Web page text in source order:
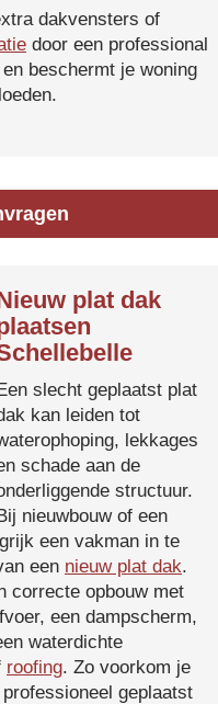
dakvensters of
door een professional
beschermt je woning
plat dak
slecht geplaatst plat
kan leiden tot
lekkages
schade aan de
structuur.
nieuwbouw of een
een vakman in te
een nieuw plat dak.
correcte opbouw met
een dampscherm,
waterdichte
roofing. Zo voorkom je
geplaatst